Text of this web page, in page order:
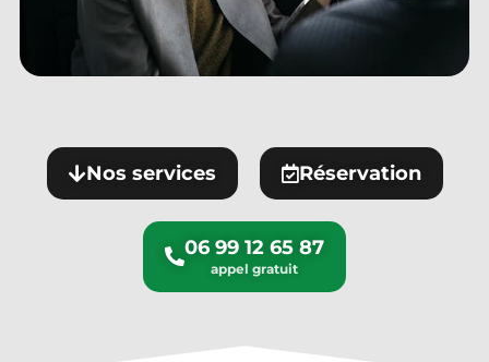
Nos services Réservation
06 99 12 65 87